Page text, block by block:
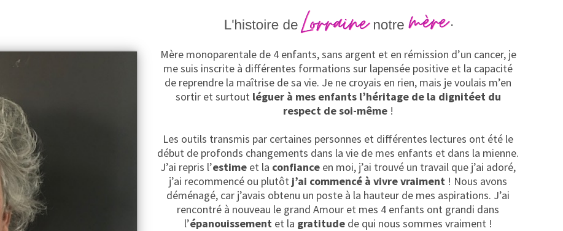
Mère monoparentale de 4 enfants, sans argent et en rémission d’un cancer, je
me suis inscrite à différentes formations sur lapensée positive et la capacité
de reprendre la maîtrise de sa vie. Je ne croyais en rien, mais je voulais m’en
sortir et surtout léguer à mes enfants l’héritage de la dignitéet du
respect de soi-même !
Les outils transmis par certaines personnes et différentes lectures ont été le
début de profonds changements dans la vie de mes enfants et dans la mienne.
J’ai repris l’estime et la confiance en moi, j’ai trouvé un travail que j’ai adoré,
j’ai recommencé ou plutôt j’ai commencé à vivre vraiment ! Nous avons
déménagé, car j’avais obtenu un poste à la hauteur de mes aspirations. J’ai
rencontré à nouveau le grand Amour et mes 4 enfants ont grandi dans
l’épanouissementet la gratitudede qui nous sommes vraiment !